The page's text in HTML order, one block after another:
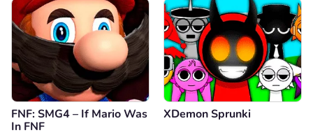
FNF: SMG4 – If Mario Was
In FNF
XDemon Sprunki